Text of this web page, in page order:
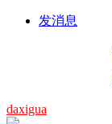
发消息
daxigua